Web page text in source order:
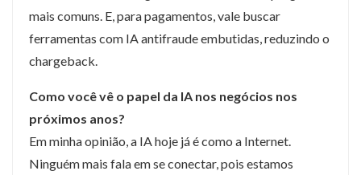
mais comuns. E, para pagamentos, vale buscar
ferramentas com IA antifraude embutidas, reduzindo o
chargeback.
Como você vê o papel da IA nos negócios nos
próximos anos?
Em minha opinião, a IA hoje já é como a Internet.
Ninguém mais fala em se conectar, pois estamos